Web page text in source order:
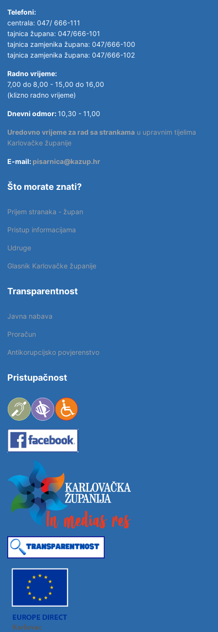
Telefoni:
centrala: 047/ 666-111
tajnica župana: 047/666-101
tajnica zamjenika župana: 047/666-100
tajnica zamjenika župana: 047/666-102
Radno vrijeme:
7,00 do 8,00 - 15,00 do 16,00
(klizno radno vrijeme)
Dnevni odmor: 10,30 - 11,00
Uredovno vrijeme za rad sa strankama u upravnim tijelima
Karlovačke županije
E-mail: pisarnica@kazup.hr
Što morate znati?
Prijem stranaka - župan
Pristup informacijama
Udruge
Glasnik Karlovačke županije
Transparentnost
Javna nabava
Proračun
Antikorupcijsko povjerenstvo
Pristupačnost